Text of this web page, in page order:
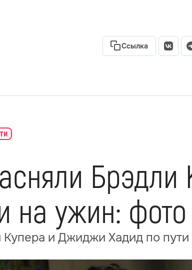
Ссылка
на ужин: фото
и Джиджи Хадид по